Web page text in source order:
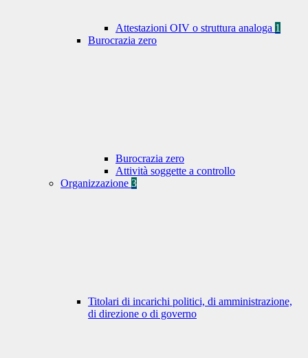
Attestazioni OIV o struttura analoga 1
Burocrazia zero
Burocrazia zero
Attività soggette a controllo
Organizzazione 3
Titolari di incarichi politici, di amministrazione,
di direzione o di governo